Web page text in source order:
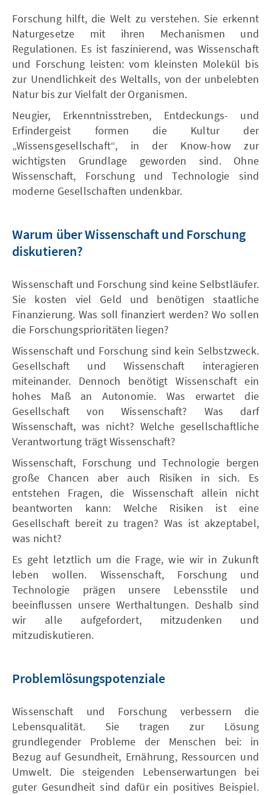
Forschung hilft, die Welt zu verstehen. Sie erkennt
Naturgesetze mit ihren Mechanismen und
Regulationen. Es ist faszinierend, was Wissenschaft
und Forschung leisten: vom kleinsten Molekül bis
zur Unendlichkeit des Weltalls, von der unbelebten
Natur bis zur Vielfalt der Organismen.
Neugier, Erkenntnisstreben, Entdeckungs- und
Erfindergeist formen die Kultur der
„Wissensgesellschaft“, in der Know-how zur
wichtigsten Grundlage geworden sind. Ohne
Wissenschaft, Forschung und Technologie sind
moderne Gesellschaften undenkbar.
Warum über Wissenschaft und Forschung
diskutieren?
Wissenschaft und Forschung sind keine Selbstläufer.
Sie kosten viel Geld und benötigen staatliche
Finanzierung. Was soll finanziert werden? Wo sollen
die Forschungsprioritäten liegen?
Wissenschaft und Forschung sind kein Selbstzweck.
Gesellschaft und Wissenschaft interagieren
miteinander. Dennoch benötigt Wissenschaft ein
hohes Maß an Autonomie. Was erwartet die
Gesellschaft von Wissenschaft? Was darf
Wissenschaft, was nicht? Welche gesellschaftliche
Verantwortung trägt Wissenschaft?
Wissenschaft, Forschung und Technologie bergen
große Chancen aber auch Risiken in sich. Es
entstehen Fragen, die Wissenschaft allein nicht
beantworten kann: Welche Risiken ist eine
Gesellschaft bereit zu tragen? Was ist akzeptabel,
was nicht?
Es geht letztlich um die Frage, wie wir in Zukunft
leben wollen. Wissenschaft, Forschung und
Technologie prägen unsere Lebensstile und
beeinflussen unsere Werthaltungen. Deshalb sind
wir alle aufgefordert, mitzudenken und
mitzudiskutieren.
Problemlösungspotenziale
Wissenschaft und Forschung verbessern die
Lebensqualität. Sie tragen zur Lösung
grundlegender Probleme der Menschen bei: in
Bezug auf Gesundheit, Ernährung, Ressourcen und
Umwelt. Die steigenden Lebenserwartungen bei
guter Gesundheit sind dafür ein positives Beispiel.